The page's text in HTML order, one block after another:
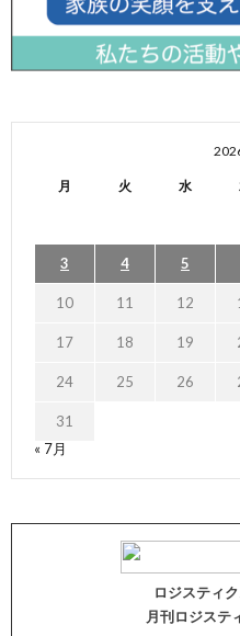
月 火 水
3 4 5
10 11 12
17 18 19
24 25 26
31
« 7月
ロジスティ
月刊ロジステ